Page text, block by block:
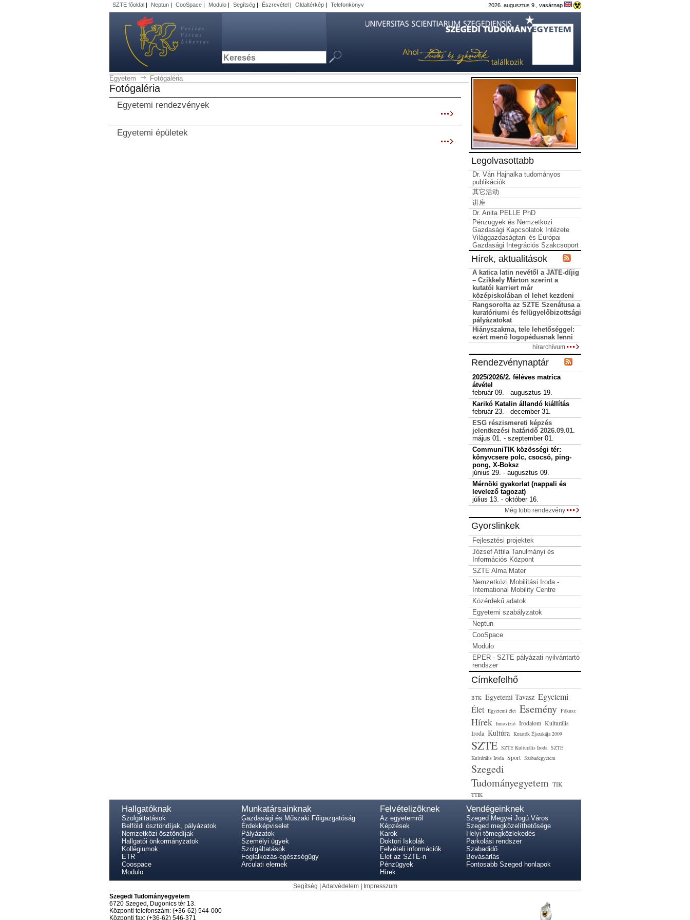
SZTE főoldal| Neptun| CooSpace| Modulo| Segítség| Észrevétel| Oldaltérkép| Telefonkönyv 2026. augusztus 9., vasárnap
Egyetem Fotógaléria
Fotógaléria
Egyetemi rendezvények
Egyetemi épületek
Legolvasottabb
Dr. Ván Hajnalka tudományos
publikációk
其它活动
讲座
Dr. Anita PELLE PhD
Pénzügyek és Nemzetközi
Gazdasági Kapcsolatok Intézete
Világgazdaságtani és Európai
Gazdasági Integrációs Szakcsoport
Hírek, aktualitások
A katica latin nevétől a JATE-díjig
– Czikkely Márton szerint a
kutatói karriert már
középiskolában el lehet kezdeni
Rangsorolta az SZTE Szenátusa a
kuratóriumi és felügyelőbizottsági
pályázatokat
Hiányszakma, tele lehetőséggel:
ezért menő logopédusnak lenni
hírarchívum
Rendezvénynaptár
2025/2026/2. féléves matrica
átvétel
február 09. - augusztus 19.
Karikó Katalin állandó kiállítás
február 23. - december 31.
ESG részismereti képzés
jelentkezési határidő 2026.09.01.
május 01. - szeptember 01.
CommuniTIK közösségi tér:
könyvcsere polc, csocsó, ping-
pong, X-Boksz
június 29. - augusztus 09.
Mérnöki gyakorlat (nappali és
levelező tagozat)
július 13. - október 16.
Még több rendezvény
Gyorslinkek
Fejlesztési projektek
József Attila Tanulmányi és
Információs Központ
SZTE Alma Mater
Nemzetközi Mobilitási Iroda -
International Mobility Centre
Közérdekű adatok
Egyetemi szabályzatok
Neptun
CooSpace
Modulo
EPER - SZTE pályázati nyilvántartó
rendszer
Címkefelhő
BTK Egyetemi Tavasz Egyetemi
Élet Egyetemi élet Esemény Fókusz
Hírek Innovízió Irodalom Kulturális
Iroda Kultúra Kutatók Éjszakája 2009
SZTE SZTE Kulturális Iroda SZTE
Kultúrális Iroda Sport Szabadegyetem
Szegedi
Tudományegyetem TIK
TTIK
Hallgatóknak
Szolgáltatások
Belföldi ösztöndíjak, pályázatok
Nemzetközi ösztöndíjak
Hallgatói önkormányzatok
Kollégiumok
ETR
Coospace
Modulo
Munkatársainknak
Gazdasági és Műszaki Főigazgatóság
Érdekképviselet
Pályázatok
Személyi ügyek
Szolgáltatások
Foglalkozás-egészségügy
Arculati elemek
Felvételizõknek
Az egyetemről
Képzések
Karok
Doktori Iskolák
Felvételi információk
Élet az SZTE-n
Pénzügyek
Hírek
Vendégeinknek
Szeged Megyei Jogú Város
Szeged megközelíthetősége
Helyi tömegközlekedés
Parkolási rendszer
Szabadidő
Bevásárlás
Fontosabb Szeged honlapok
Segítség | Adatvédelem| Impresszum
Szegedi Tudományegyetem
6720 Szeged, Dugonics tér 13.
Központi telefonszám: (+36-62) 544-000
Központi fax: (+36-62) 546-371